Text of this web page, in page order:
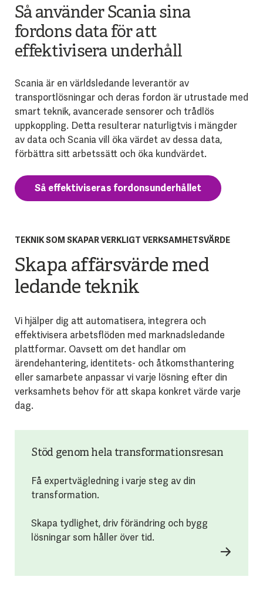
Så använder Scania sina
fordons data för att
effektivisera underhåll
Scania är en världsledande leverantör av
transportlösningar och deras fordon är utrustade med
smart teknik, avancerade sensorer och trådlös
uppkoppling. Detta resulterar naturligtvis i mängder
av data och Scania vill öka värdet av dessa data,
förbättra sitt arbetssätt och öka kundvärdet.
Så effektiviseras fordonsunderhållet
TEKNIK SOM SKAPAR VERKLIGT VERKSAMHETSVÄRDE
Skapa affärsvärde med
ledande teknik
Vi hjälper dig att automatisera, integrera och
effektivisera arbetsflöden med marknadsledande
plattformar. Oavsett om det handlar om
ärendehantering, identitets- och åtkomsthantering
eller samarbete anpassar vi varje lösning efter din
verksamhets behov för att skapa konkret värde varje
dag.
Stöd genom hela transformationsresan
Få expertvägledning i varje steg av din
transformation.
Skapa tydlighet, driv förändring och bygg
lösningar som håller över tid.